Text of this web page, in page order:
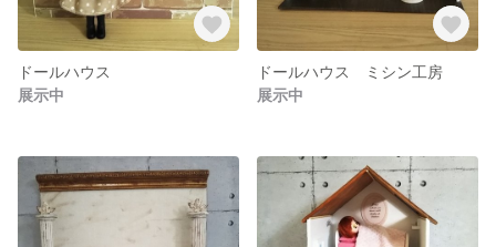
ドールハウス
展示中
ドールハウス ミシン工房
展示中